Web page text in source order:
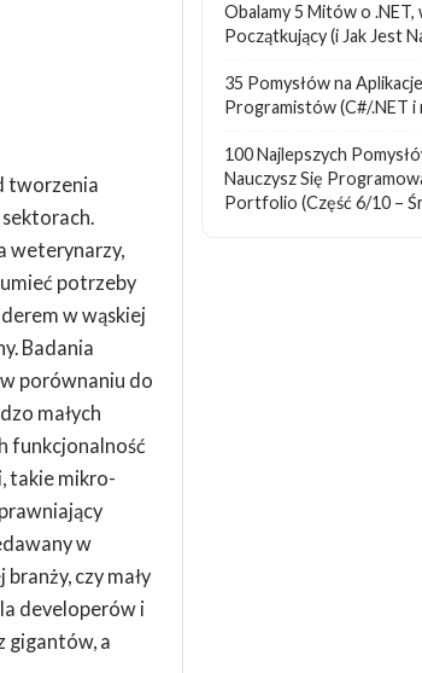
tworzenia
weterynarzy,
potrzeby
w wąskiej
Badania
porównaniu do
małych
funkcjonalność
takie mikro-
w
czy mały
developerów i
gigantów, a
Obalamy 5 Mitów o
Początkujący (i Jak Jest
35 Pomysłów na
Programistów (C#/.NET i
100 Najlepszych
Nauczysz Się
Portfolio (Część 6/10 –